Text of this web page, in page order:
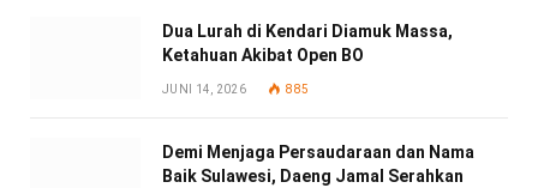
Dua Lurah di Kendari Diamuk Massa,
Ketahuan Akibat Open BO
JUNI 14, 2026 885
Demi Menjaga Persaudaraan dan Nama
Baik Sulawesi, Daeng Jamal Serahkan